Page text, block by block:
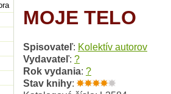
MOJE TELO
Spisovateľ: Kolektív autorov
Vydavateľ: ?
Rok vydania: ?
Stav knihy: